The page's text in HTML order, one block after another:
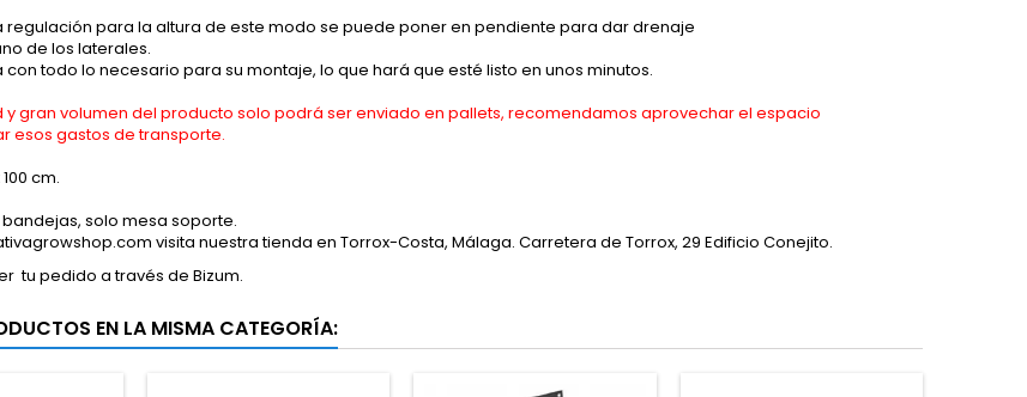
regulación para la altura de este modo se puede poner en pendiente para dar drenaje
de los laterales.
todo lo necesario para su montaje, lo que hará que esté listo en unos minutos.
y gran volumen del producto solo podrá ser enviado en pallets, recomendamos aprovechar el espacio
esos gastos de transporte.
cm.
solo mesa soporte.
visita nuestra tienda en Torrox-Costa, Málaga. Carretera de Torrox, 29 Edificio Conejito.
tu pedido a través de Bizum.
EN LA MISMA CATEGORÍA: